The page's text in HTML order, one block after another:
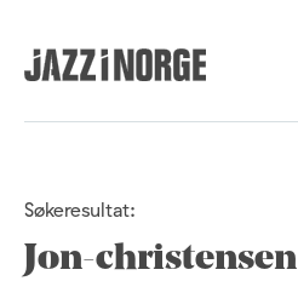
Søkeresultat:
Jon-christensen